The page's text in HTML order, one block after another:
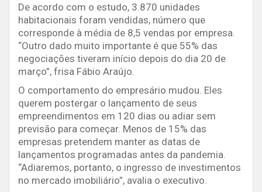
De acordo com o estudo, 3.870 unidades
habitacionais foram vendidas, número que
corresponde à média de 8,5 vendas por empresa.
“Outro dado muito importante é que 55% das
negociações tiveram início depois do dia 20 de
março”, frisa Fábio Araújo.
O comportamento do empresário mudou. Eles
querem postergar o lançamento de seus
empreendimentos em 120 dias ou adiar sem
previsão para começar. Menos de 15% das
empresas pretendem manter as datas de
lançamentos programadas antes da pandemia.
“Adiaremos, portanto, o ingresso de investimentos
no mercado imobiliário”, avalia o executivo.